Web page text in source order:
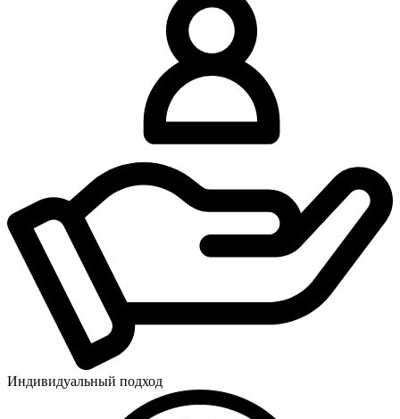
Индивидуальный подход